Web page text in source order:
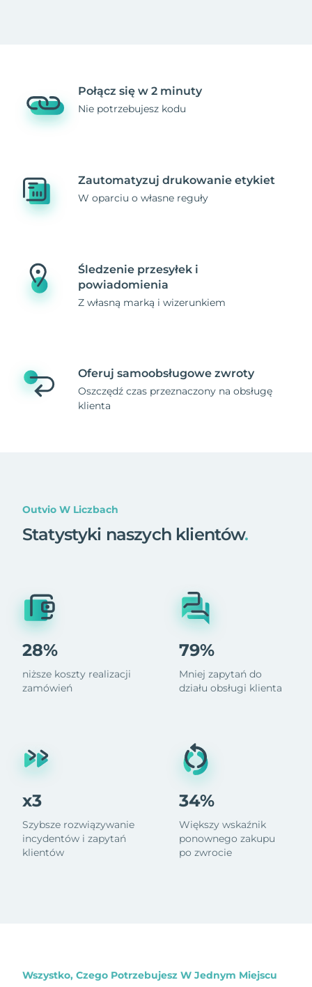
Połącz się w 2 minuty
Nie potrzebujesz kodu
Zautomatyzuj drukowanie etykiet
W oparciu o własne reguły
Śledzenie przesyłek i
powiadomienia
Z własną marką i wizerunkiem
Oferuj samoobsługowe zwroty
Oszczędź czas przeznaczony na obsługę
klienta
Outvio W Liczbach
Statystyki naszych klientów.
28%
niższe koszty realizacji
zamówień
x3
Szybsze rozwiązywanie
incydentów i zapytań
klientów
79%
Mniej zapytań do
działu obsługi klienta
34%
Większy wskaźnik
ponownego zakupu
po zwrocie
Wszystko, Czego Potrzebujesz W Jednym Miejscu